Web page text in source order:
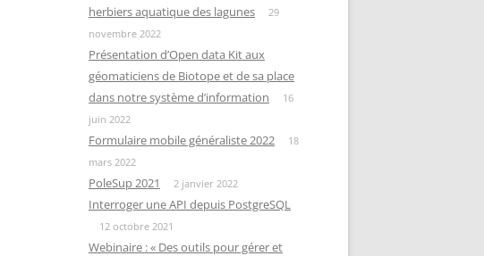
herbiers aquatique des lagunes
29
novembre 2022
Présentation d’Open data Kit aux
géomaticiens de Biotope et de sa place
dans notre système d’information
16
juin 2022
Formulaire mobile généraliste 2022
18
mars 2022
PoleSup 2021 2 janvier 2022
Interroger une API depuis PostgreSQL
12 octobre 2021
Webinaire : « Des outils pour gérer et